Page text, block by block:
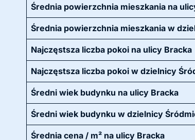
Średnia powierzchnia mieszkania na
Średnia powierzchnia mieszkania w
Najczęstsza liczba pokoi na ulicy Bracka
Najczęstsza liczba pokoi w dzielnicy
Średni wiek budynku na ulicy Bracka
Średni wiek budynku w dzielnicy
Średnia cena / m² na ulicy Bracka